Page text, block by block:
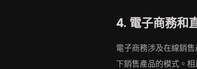
4. 電子商務和
電子商務涉及在線銷
下銷售產品的模式。